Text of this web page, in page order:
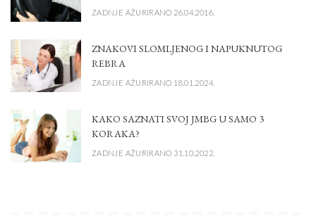
ZADNJE AŽURIRANO 26.04.2016.
ZNAKOVI SLOMLJENOG I NAPUKNUTOG
REBRA
ZADNJE AŽURIRANO 18.01.2024.
KAKO SAZNATI SVOJ JMBG U SAMO 3
KORAKA?
ZADNJE AŽURIRANO 31.10.2022.